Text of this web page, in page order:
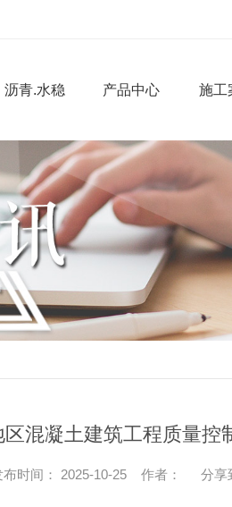
沥青.水稳 产品中心
砂浆
成都砂浆搅拌站
施工
区混凝土建筑工程质量控
时间： 2025-10-25 作者： 分享